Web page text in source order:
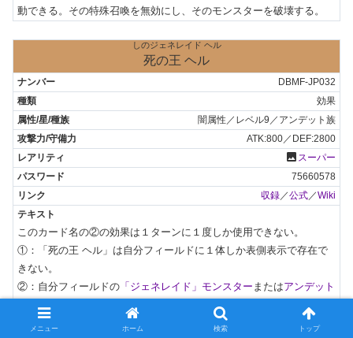
動できる。その特殊召喚を無効にし、そのモンスターを破壊する。
しのジェネレイド ヘル
死の王 ヘル
DBMF-JP032
効果
闇属性／レベル9／アンデット族
ATK:800／DEF:2800
photo スーパー
75660578
収録／公式／Wiki
このカード名の②の効果は１ターンに１度しか使用できない。
①：「死の王 ヘル」は自分フィールドに１体しか表側表示で存在で
きない。
②：自分フィールドの 「ジェネレイド」モンスター またはアンデット
１体をリリースし、そのモンスターとはカード名が異な
「ジェネレイド」モンスター
アンデット族モ
メニュー ホーム 検索 トップ